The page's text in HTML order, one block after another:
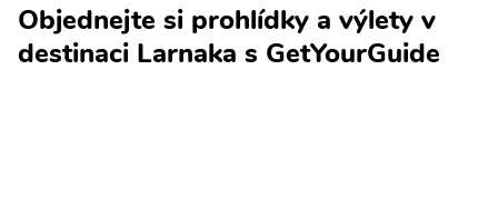
Objednejte si prohlídky a výlety v
destinaci Larnaka s GetYourGuide